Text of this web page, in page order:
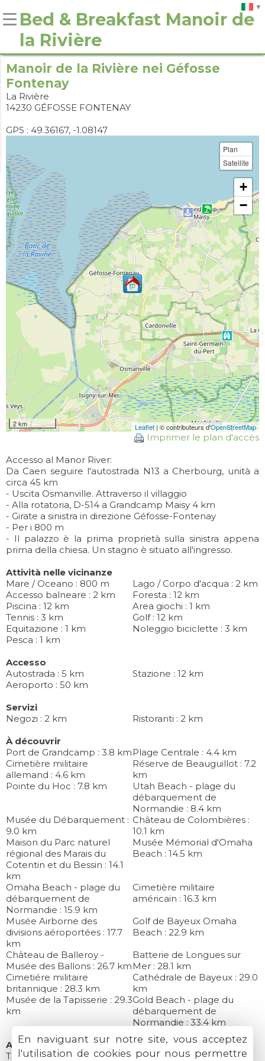
Bed & Breakfast Manoir de
la Rivière
Manoir de la Rivière nei Géfosse
Fontenay
La Rivière
14230 GÉFOSSE FONTENAY
GPS : 49.36167, -1.08147
Plan
Satellite
+
−
2 km Leaflet| © contributeurs d'OpenStreetMap
Imprimer le plan d'accès
Accesso al Manor River:
Da Caen seguire l'autostrada N13 a Cherbourg, unità a
circa 45 km
- Uscita Osmanville. Attraverso il villaggio
- Alla rotatoria, D-514 a Grandcamp Maisy 4 km
- Girate a sinistra in direzione Géfosse-Fontenay
- Per i 800 m
- Il palazzo è la prima proprietà sulla sinistra appena
prima della chiesa. Un stagno è situato all'ingresso.
Attività nelle vicinanze
Mare / Oceano : 800 m
Lago / Corpo d'acqua : 2 km
Accesso balneare : 2 km
Foresta : 12 km
Piscina : 12 km
Area giochi : 1 km
Tennis : 3 km
Golf : 12 km
Equitazione : 1 km
Noleggio biciclette : 3 km
Pesca : 1 km
Accesso
Autostrada : 5 km
Stazione : 12 km
Aeroporto : 50 km
Servizi
Negozi : 2 km
Ristoranti : 2 km
À découvrir
Port de Grandcamp : 3.8 kmPlage Centrale : 4.4 km
Cimetière militaire
allemand : 4.6 km
Réserve de Beauguillot : 7.2
km
Pointe du Hoc : 7.8 km
Utah Beach - plage du
débarquement de
Normandie : 8.4 km
Musée du Débarquement :
9.0 km
Château de Colombières :
10.1 km
Maison du Parc naturel
régional des Marais du
Cotentin et du Bessin : 14.1
km
Musée Mémorial d'Omaha
Beach : 14.5 km
Omaha Beach - plage du
débarquement de
Normandie : 15.9 km
Cimetière militaire
américain : 16.3 km
Musée Airborne des
divisions aéroportées : 17.7
km
Golf de Bayeux Omaha
Beach : 22.9 km
Château de Balleroy -
Musée des Ballons : 26.7 km
Batterie de Longues sur
Mer : 28.1 km
Cimetiére militaire
britannique : 28.3 km
Cathédrale de Bayeux : 29.0
km
Musée de la Tapisserie : 29.3
km
Gold Beach - plage du
débarquement de
Normandie : 33.4 km
Autres
Table d'hôtes : sul posto
En naviguant sur notre site, vous acceptez
l'utilisation de cookies pour nous permettre